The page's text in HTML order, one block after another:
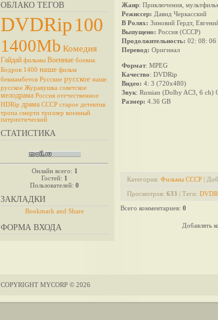
ОБЛАКО ТЕГОВ
DVDRip100
1400Mb Комедия
Гайдай фильмы Военные боевик
Бодров 1400 наше фильм
бекмамбетов Русские русское наше.
русское Журавушка советское
мелодрама Россия отечественное
HDRip драма СССР старое детектив
тропа смерти триллер военный
патриотический
СТАТИСТИКА
Онлайн всего: 1
Гостей: 1
Пользователей: 0
ЗАКЛАДКИ
ФОРМА ВХОДА
Жанр: Приключения,
Режиссер: Давид Черкасский
В Ролях: Зиновий Гердт,
Выпущено: Россия (СССР)
Продолжительность: 02: 08: 06
Перевод: Оригинал
Формат: MPEG
Качество: DVDRip
Видео: 4: 3 (720x480)
Звук: Russian (Dolby AC3, 6 ch)
Размер: 4.36 GB
Категория: Фильмы СССР |
Просмотров: 633 | Теги:
Всего комментариев: 0
Добавлять
COPYRIGHT MYCORP © 2026